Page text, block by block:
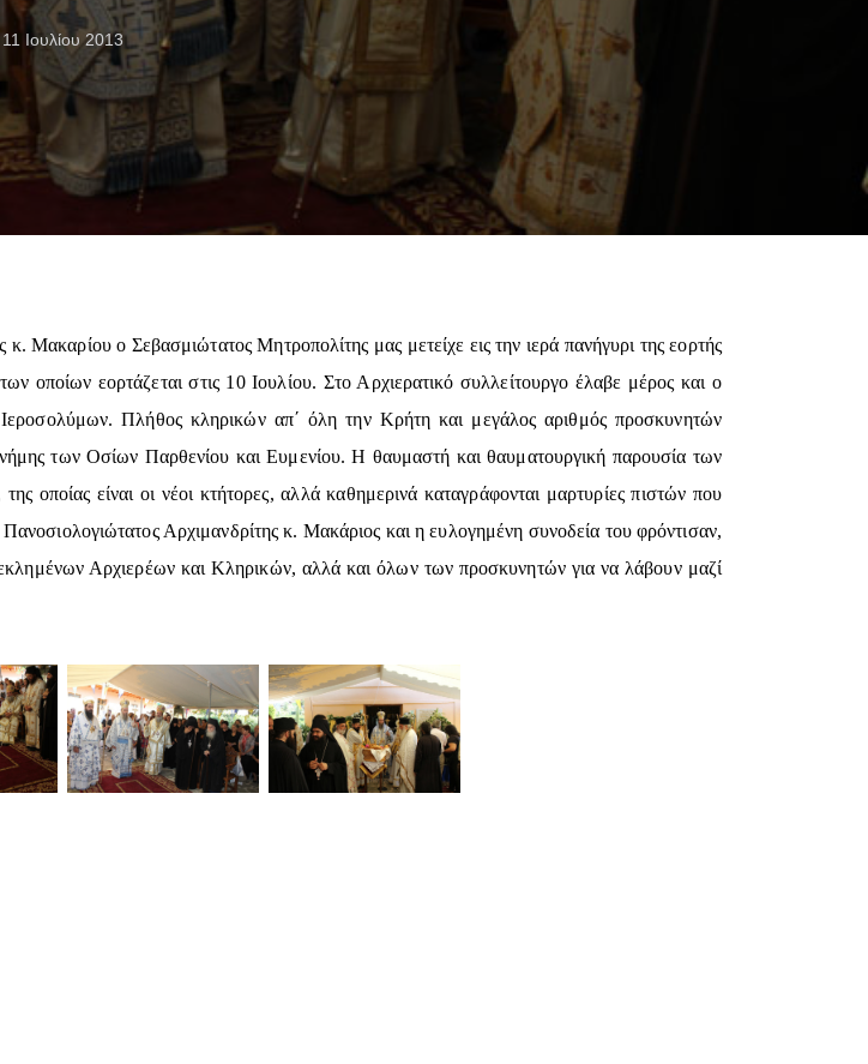
11 Ιουλίου 2013
ο Σεβασμιώτατος Μητροπολίτης μας μετείχε εις την ιερά πανήγυρι της εορτής
εορτάζεται στις 10 Ιουλίου. Στο Αρχιερατικό συλλείτουργο έλαβε μέρος και ο
Πλήθος κληρικών απ΄ όλη την Κρήτη και μεγάλος αριθμός προσκυνητών
των Οσίων Παρθενίου και Ευμενίου. Η θαυμαστή και θαυματουργική παρουσία των
είναι οι νέοι κτήτορες, αλλά καθημερινά καταγράφονται μαρτυρίες πιστών που
Αρχιμανδρίτης κ. Μακάριος και η ευλογημένη συνοδεία του φρόντισαν,
Αρχιερέων και Κληρικών, αλλά και όλων των προσκυνητών για να λάβουν μαζί